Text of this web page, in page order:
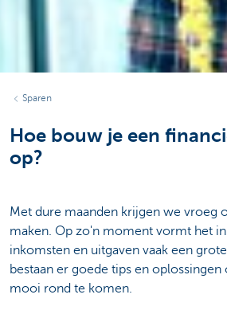
Sparen
Hoe bouw je een
op?
Met dure maanden krijgen we vroeg
maken. Op zo'n moment vormt het
inkomsten en uitgaven vaak een
bestaan er goede tips en oplossingen
mooi rond te komen.